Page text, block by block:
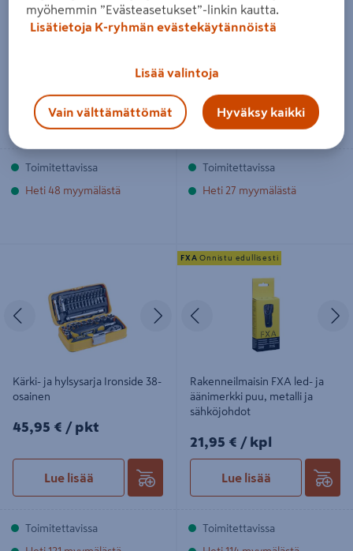
Ruuvauskärkisarja räikällä
Lue lisää
Toimitettavissa
Heti 48 myymälästä
Hylsysarja Bahco SBSL25 1/4in
34,95€/pkt
34,95 €
Lue lisää
Toimitettavissa
Heti 27 myymälästä
Edellinen Seuraava
Kärki- ja hylsysarja Ironside 38-
osainen
45,95€/pkt
45,95 € / pkt
Lue lisää
Toimitettavissa
Rakenneilmaisin FXA led- ja
äänimerkki puu, metalli ja
Rakenneilmaisin FXA led- ja
äänimerkki puu, metalli ja
sähköjohdot
21,95€/kpl
21,95 € / kpl
Lue lisää
FXA Onnistu edullisesti
Toimitettavissa
myöhemmin ”Evästeasetukset”-linkin kautta.
Lisätietoja K-ryhmän evästekäytännöistä
Lisää valintoja
Vain välttämättömät Hyväksy kaikki